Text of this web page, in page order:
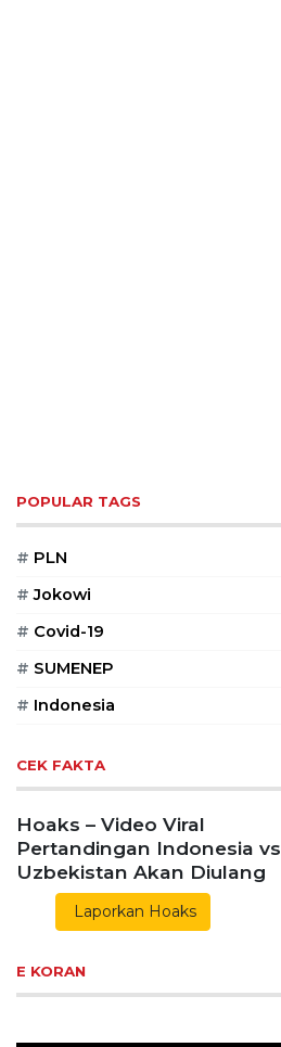
POPULAR TAGS
# PLN
# Jokowi
# Covid-19
# SUMENEP
# Indonesia
CEK FAKTA
Hoaks – Video Viral
Pertandingan Indonesia vs
Uzbekistan Akan Diulang
Laporkan Hoaks
E KORAN